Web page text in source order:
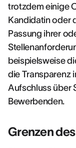
trotzdem einige
Kandidatin oder
Passung ihrer
beispielsweise
die Transparenz
Aufschluss über
Bewerbenden.
Grenzen